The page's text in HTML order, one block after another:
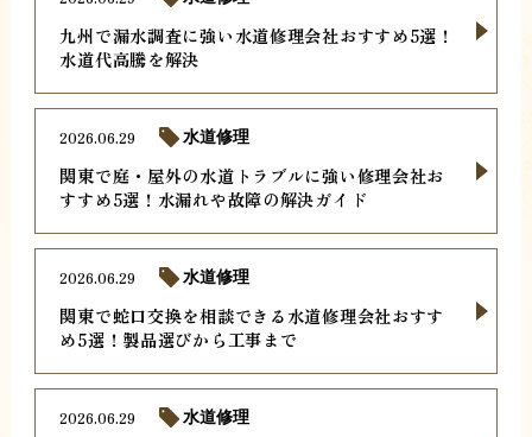
九州で漏水調査に強い水道修理会社おすすめ5選！
水道代高騰を解決
関東で庭・屋外の水道トラブルに強い修理会社お
すすめ5選！水漏れや故障の解決ガイド
2026.06.29 水道修理
関東で蛇口交換を相談できる水道修理会社おすす
め5選！製品選びから工事まで
2026.06.29 水道修理
2026.06.29 水道修理